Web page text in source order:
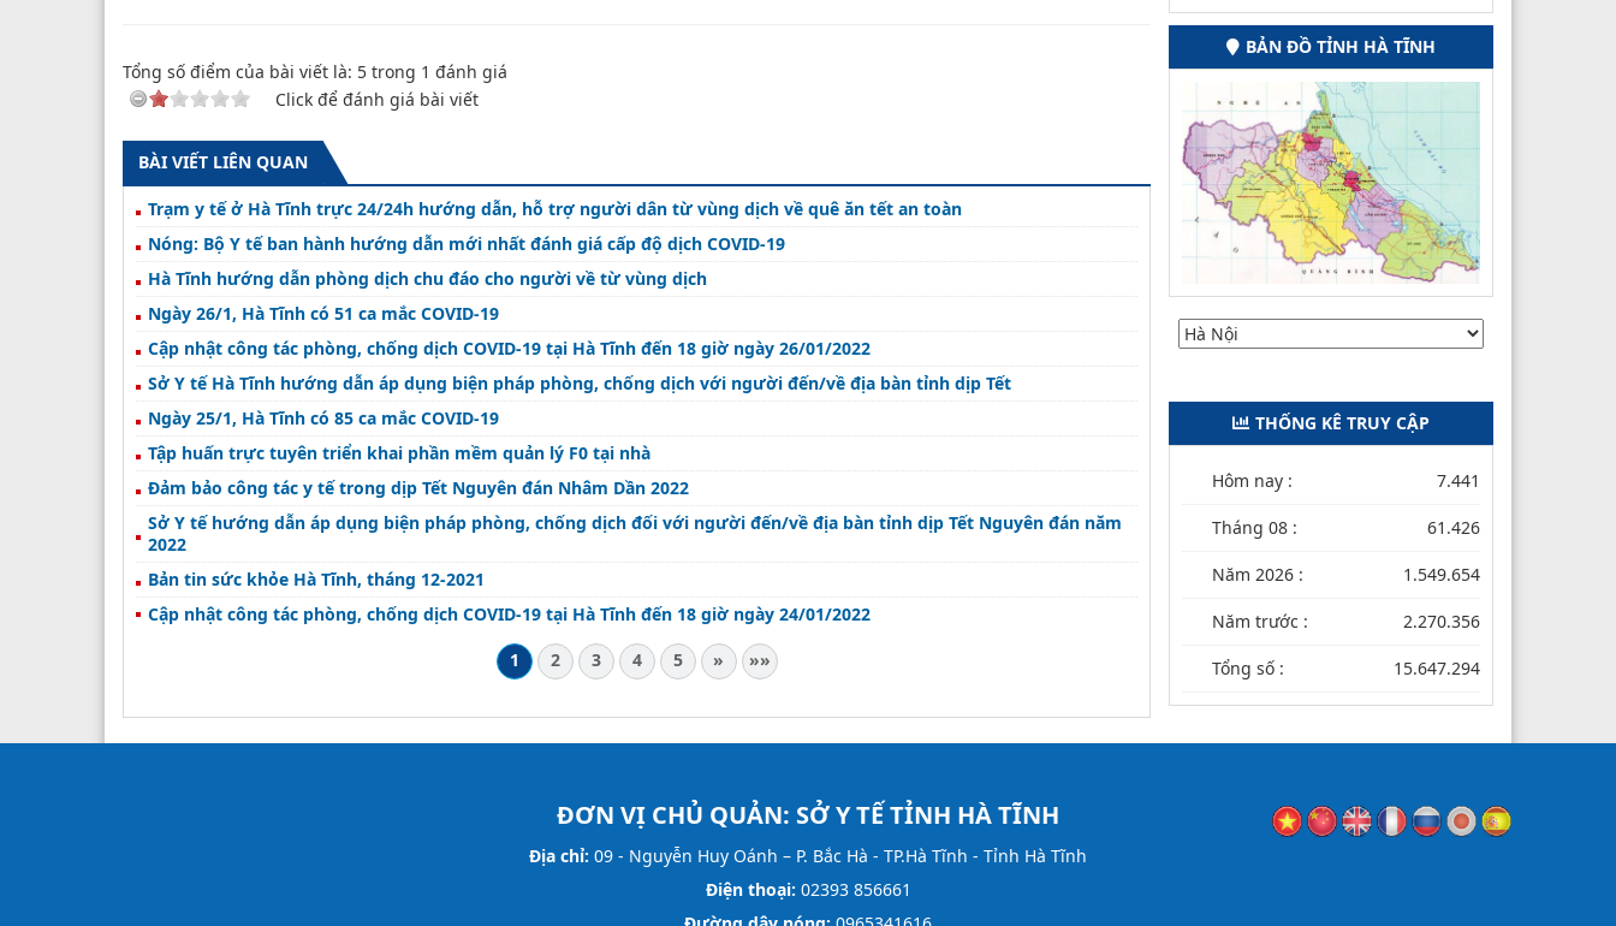
Tổng số điểm của bài viết là: 5 trong 1 đánh giá
Click để đánh giá bài viết
BÀI VIẾT LIÊN QUAN
Trạm y tế ở Hà Tĩnh trực 24/24h hướng dẫn, hỗ trợ người dân từ vùng dịch về quê ăn tết an toàn
Nóng: Bộ Y tế ban hành hướng dẫn mới nhất đánh giá cấp độ dịch COVID-19
Hà Tĩnh hướng dẫn phòng dịch chu đáo cho người về từ vùng dịch
Ngày 26/1, Hà Tĩnh có 51 ca mắc COVID-19
Cập nhật công tác phòng, chống dịch COVID-19 tại Hà Tĩnh đến 18 giờ ngày 26/01/2022
Sở Y tế Hà Tĩnh hướng dẫn áp dụng biện pháp phòng, chống dịch với người đến/về địa bàn tỉnh dịp Tết
Ngày 25/1, Hà Tĩnh có 85 ca mắc COVID-19
Tập huấn trực tuyên triển khai phần mềm quản lý F0 tại nhà
Đảm bảo công tác y tế trong dịp Tết Nguyên đán Nhâm Dần 2022
Sở Y tế hướng dẫn áp dụng biện pháp phòng, chống dịch đối với người đến/về địa bàn tỉnh dịp Tết Nguyên đán năm
2022
Bản tin sức khỏe Hà Tĩnh, tháng 12-2021
Cập nhật công tác phòng, chống dịch COVID-19 tại Hà Tĩnh đến 18 giờ ngày 24/01/2022
1
2 3 4 5 » »»
BẢN ĐỒ TỈNH HÀ TĨNH
THỐNG KÊ TRUY CẬP
Hôm nay : 7.441
Tháng 08 : 61.426
Năm 2026 : 1.549.654
Năm trước : 2.270.356
Tổng số : 15.647.294
ĐƠN VỊ CHỦ QUẢN: SỞ Y TẾ TỈNH HÀ TĨNH
Địa chỉ: 09 - Nguyễn Huy Oánh – P. Bắc Hà - TP.Hà Tĩnh - Tỉnh Hà Tĩnh
Điện thoại: 02393 856661